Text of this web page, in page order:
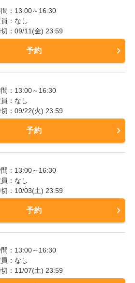
：13:00～16:30
：なし
：09/11(金) 23:59
予約
：13:00～16:30
：なし
：09/22(火) 23:59
予約
：13:00～16:30
：なし
：10/03(土) 23:59
予約
：13:00～16:30
：なし
：11/07(土) 23:59